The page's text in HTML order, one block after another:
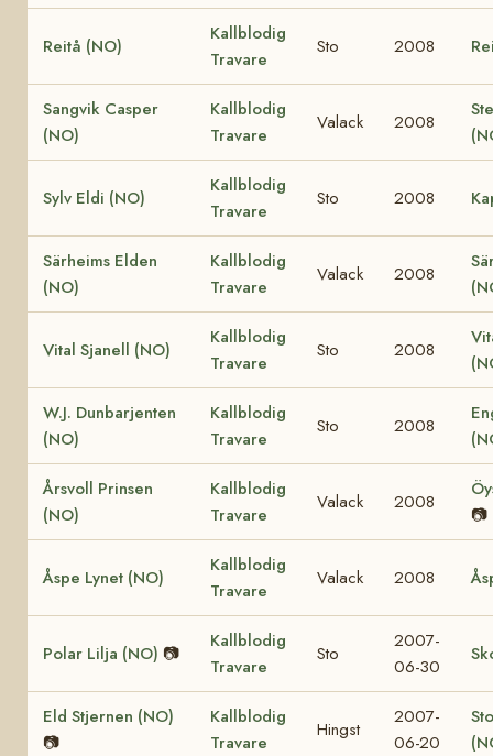
Reitå (NO)
Kallblodig
Travare
Sto 2008
Sangvik Casper
(NO)
Kallblodig
Travare
Valack 2008
Sylv Eldi (NO)
Kallblodig
Travare
Sto 2008
Särheims Elden
(NO)
Kallblodig
Travare
Valack 2008
Vital Sjanell (NO)
Kallblodig
Travare
Sto 2008
W.J. Dunbarjenten
(NO)
Kallblodig
Travare
Sto 2008
Årsvoll Prinsen
(NO)
Kallblodig
Travare
Valack 2008
📷
Åspe Lynet (NO)
Kallblodig
Travare
Valack 2008
Polar Lilja (NO) 📷
Kallblodig
Travare
Sto
2007-
06-30
Eld Stjernen (NO)
📷
Kallblodig
Travare
Hingst
2007-
06-20